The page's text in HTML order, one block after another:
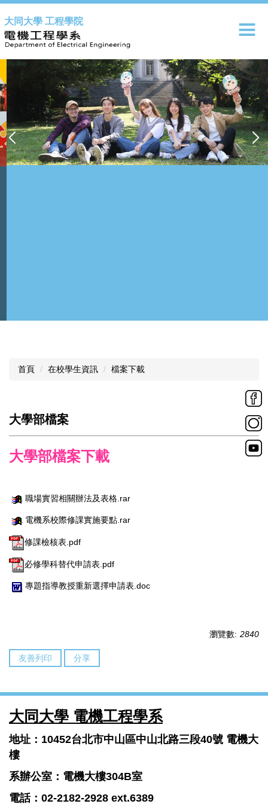
到
主
要
內
區
大同大學 工程學院
首頁 在校學生資訊 檔案下載
大學部檔案
大學部檔案下載
職場實習相關辦法及表格.rar
電機系校際修課實施要點.rar
修課檢核表.pdf
必修學科替代申請表.pdf
專題指導教授重新選擇申請表.doc
瀏覽數: 2840
友善列印 分享
大同大學 電機工程學系
地址：10452台北市中山區中山北路三段40號 電機大
樓
系辦公室：電機大樓304B室
電話：02-2182-2928 ext.6389